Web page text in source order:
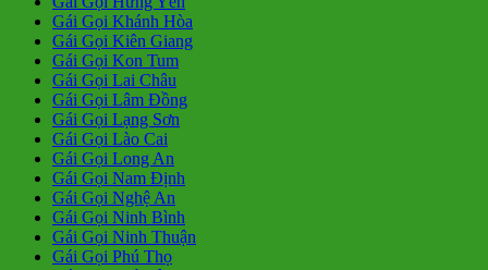
Gái Gọi Khánh Hòa
Gái Gọi Kiên Giang
Gái Gọi Kon Tum
Gái Gọi Lai Châu
Gái Gọi Lâm Đồng
Gái Gọi Lạng Sơn
Gái Gọi Lào Cai
Gái Gọi Long An
Gái Gọi Nam Định
Gái Gọi Nghệ An
Gái Gọi Ninh Bình
Gái Gọi Ninh Thuận
Gái Gọi Phú Thọ